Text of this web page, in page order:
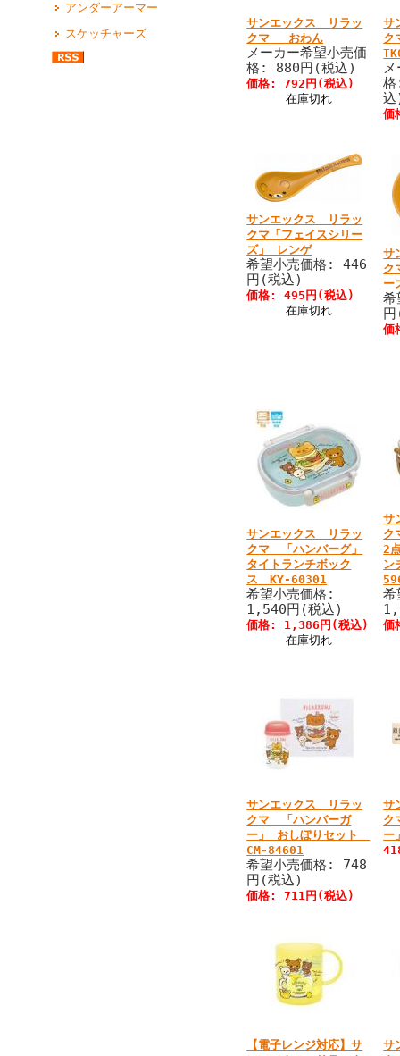
アンダーアーマー
スケッチャーズ
サンエックス リラッ
クマ おわん
メーカー希望小売価
格: 880円(税込)
価格: 792円(税込)
在庫切れ
サ
価
サンエックス リラッ
クマ「フェイスシリー
ズ」 レンゲ
希望小売価格: 446
円(税込)
価格: 495円(税込)
在庫切れ
サ
ク
ー
価
サンエックス リラッ
クマ 「ハンバーグ」
タイトランチボック
ス KY-60301
希望小売価格:
1,540円(税込)
価格: 1,386円(税込)
在庫切れ
サ
ク
2
ン
価
サンエックス リラッ
クマ 「ハンバーガ
ー」 おしぼりセット
CM-84601
希望小売価格: 748
円(税込)
価格: 711円(税込)
サ
ク
ー
【電子レンジ対応】サ
サ